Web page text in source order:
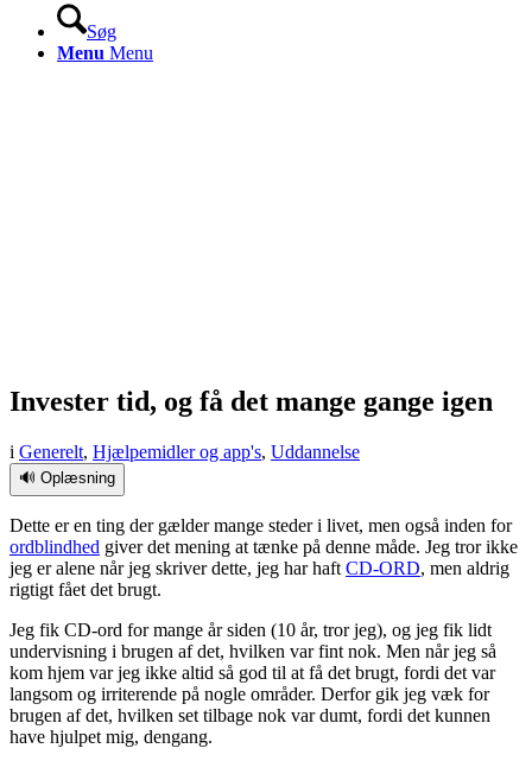
Søg
Menu Menu
Invester tid, og få det mange gange igen
i Generelt, Hjælpemidler og app's, Uddannelse
🔊 Oplæsning
Dette er en ting der gælder mange steder i livet, men også inden for
ordblindhed giver det mening at tænke på denne måde. Jeg tror ikke
jeg er alene når jeg skriver dette, jeg har haft CD-ORD, men aldrig
rigtigt fået det brugt.
Jeg fik CD-ord for mange år siden (10 år, tror jeg), og jeg fik lidt
undervisning i brugen af det, hvilken var fint nok. Men når jeg så
kom hjem var jeg ikke altid så god til at få det brugt, fordi det var
langsom og irriterende på nogle områder. Derfor gik jeg væk for
brugen af det, hvilken set tilbage nok var dumt, fordi det kunnen
have hjulpet mig, dengang.